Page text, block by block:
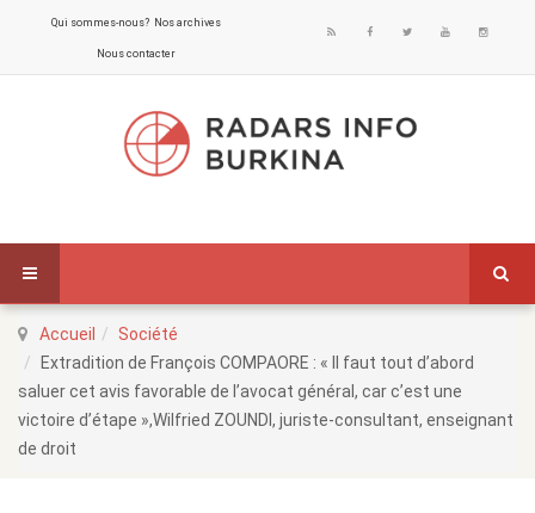
Qui sommes-nous? Nos archives
Nous contacter
Accueil
Société
Extradition de François COMPAORE : « Il faut tout d’abord
saluer cet avis favorable de l’avocat général, car c’est une
victoire d’étape »,Wilfried ZOUNDI, juriste-consultant, enseignant
de droit